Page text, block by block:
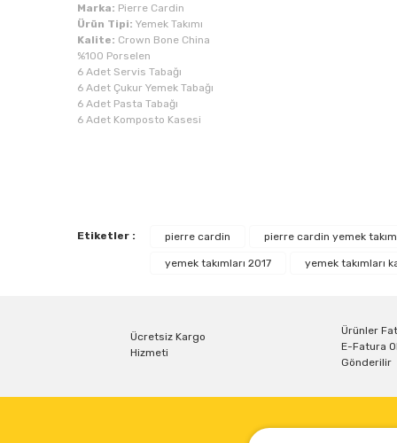
Marka: Pierre Cardin
Ürün Tipi: Yemek Takımı
Kalite: Crown Bone China
%100 Porselen
6 Adet Servis Tabağı
6 Adet Çukur Yemek Tabağı
6 Adet Pasta Tabağı
6 Adet Komposto Kasesi
Bu ürüne benzer farklı alternatifler olmalı.
Etiketler : pierre cardin pierre cardin yemek
yemek takımları 2017 yemek takımları
Ücretsiz Kargo
Hizmeti
Ürünler
E-Fatura
Gönderilir